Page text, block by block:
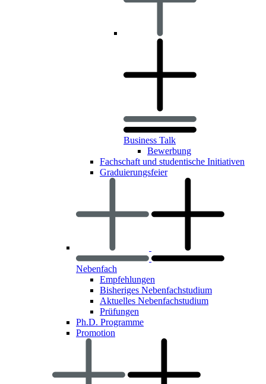
Business Talk
Bewerbung
Fachschaft und studentische Initiativen
Graduierungsfeier
Nebenfach
Empfehlungen
Bisheriges Nebenfachstudium
Aktuelles Nebenfachstudium
Prüfungen
Ph.D. Programme
Promotion